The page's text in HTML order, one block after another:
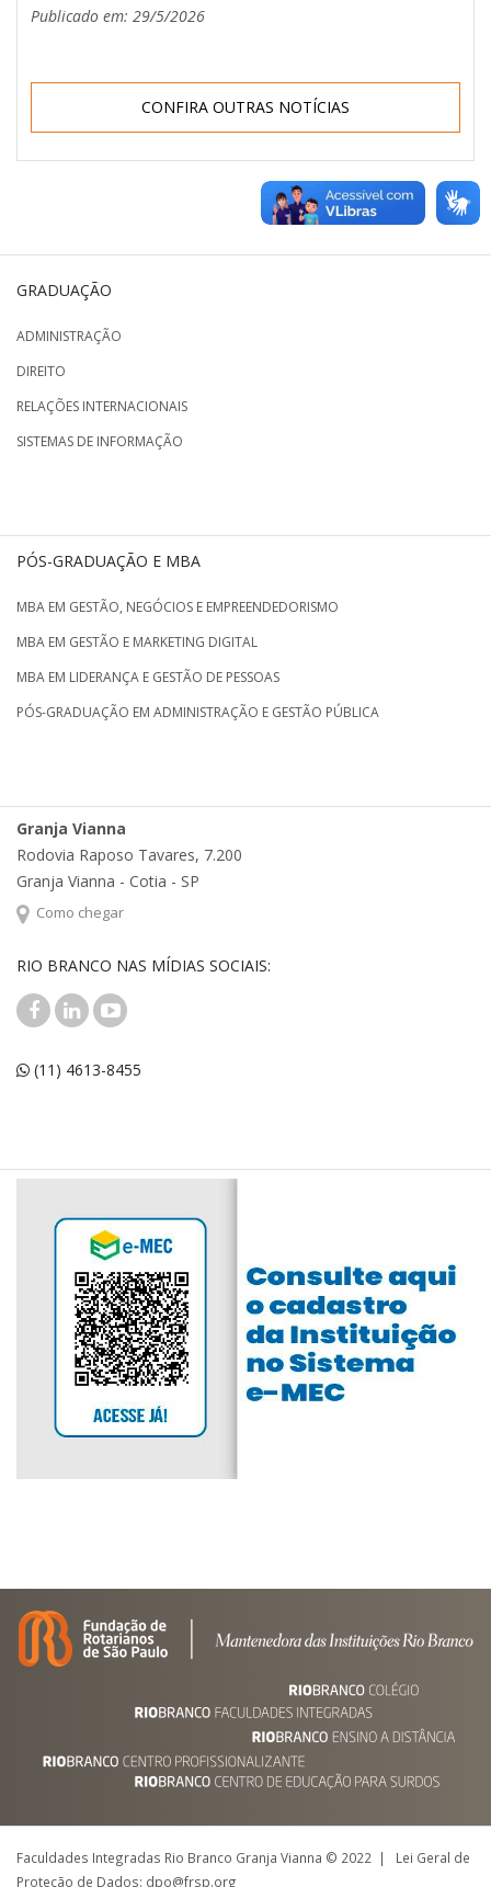
Publicado em: 29/5/2026
CONFIRA OUTRAS NOTÍCIAS
GRADUAÇÃO
ADMINISTRAÇÃO
DIREITO
RELAÇÕES INTERNACIONAIS
SISTEMAS DE INFORMAÇÃO
PÓS-GRADUAÇÃO E MBA
MBA EM GESTÃO, NEGÓCIOS E EMPREENDEDORISMO
MBA EM GESTÃO E MARKETING DIGITAL
MBA EM LIDERANÇA E GESTÃO DE PESSOAS
PÓS-GRADUAÇÃO EM ADMINISTRAÇÃO E GESTÃO PÚBLICA
Granja Vianna
Rodovia Raposo Tavares, 7.200
Granja Vianna - Cotia - SP
Como chegar
RIO BRANCO NAS MÍDIAS SOCIAIS:
(11) 4613-8455
Faculdades Integradas Rio Branco Granja Vianna © 2022 | Lei Geral de
Proteção de Dados: dpo@frsp.org